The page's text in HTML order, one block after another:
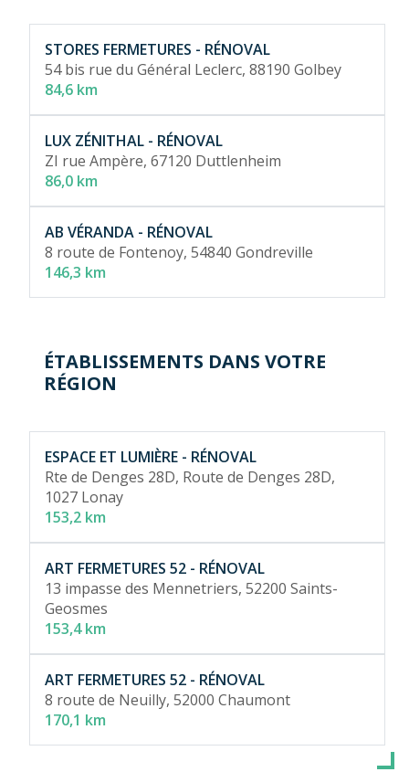
STORES FERMETURES - RÉNOVAL
54 bis rue du Général Leclerc, 88190 Golbey
84,6 km
LUX ZÉNITHAL - RÉNOVAL
ZI rue Ampère, 67120 Duttlenheim
86,0 km
AB VÉRANDA - RÉNOVAL
8 route de Fontenoy, 54840 Gondreville
146,3 km
ÉTABLISSEMENTS DANS VOTRE
RÉGION
ESPACE ET LUMIÈRE - RÉNOVAL
Rte de Denges 28D, Route de Denges 28D,
1027 Lonay
153,2 km
ART FERMETURES 52 - RÉNOVAL
13 impasse des Mennetriers, 52200 Saints-
Geosmes
153,4 km
ART FERMETURES 52 - RÉNOVAL
8 route de Neuilly, 52000 Chaumont
170,1 km